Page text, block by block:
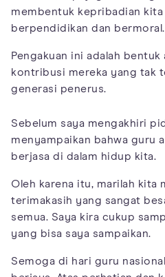
membentuk kepribadian
berpendidikan dan bermoral.
Pengakuan ini adalah
kontribusi mereka yang tak
generasi penerus.
Sebelum saya mengakhiri
menyampaikan bahwa guru
berjasa di dalam hidup kita.
Oleh karena itu, marilah kita
terimakasih yang sangat
semua. Saya kira cukup
yang bisa saya sampaikan.
Semoga di hari guru